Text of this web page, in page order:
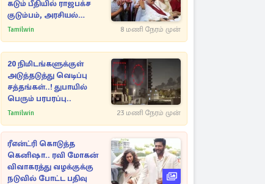
கடும் பீதியில் ராஜபக்ச
குடும்பம், அரசியல்
நட்புகள்
Tamilwin 8 மணி நேரம் முன்
20 நிமிடங்களுக்குள்
அடுத்தடுத்து வெடிப்பு
சத்தங்கள்..! துபாயில்
பெரும் பரபரப்பு..
Tamilwin 23 மணி நேரம் முன்
ரீஎன்ட்ரி கொடுத்த
கெனிஷா.. ரவி மோகன்
விவாகரத்து வழக்குக்கு
நடுவில் போட்ட பதிவு